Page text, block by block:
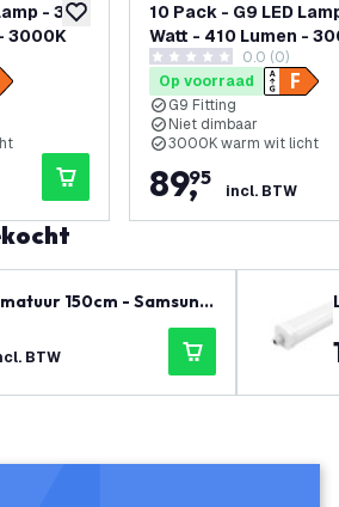
toevoegen aan verlanglijst
- 3.8
3000K
10 Pack - G9 LED
Watt - 410 Lumen -
0 score sterren0.0 (0)
Op voorraad
G9 Fitting
Niet dimbaar
3000K warm wit licht
89,
95
incl. BTW
150cm - Samsung
- 48W - 130 lm/W - 4000
- 5 Jaar Garantie
BTW